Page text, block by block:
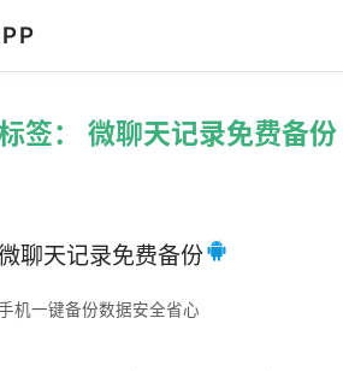
签： 微聊天记录免费备份
聊天记录免费备份
机一键备份数据安全省心